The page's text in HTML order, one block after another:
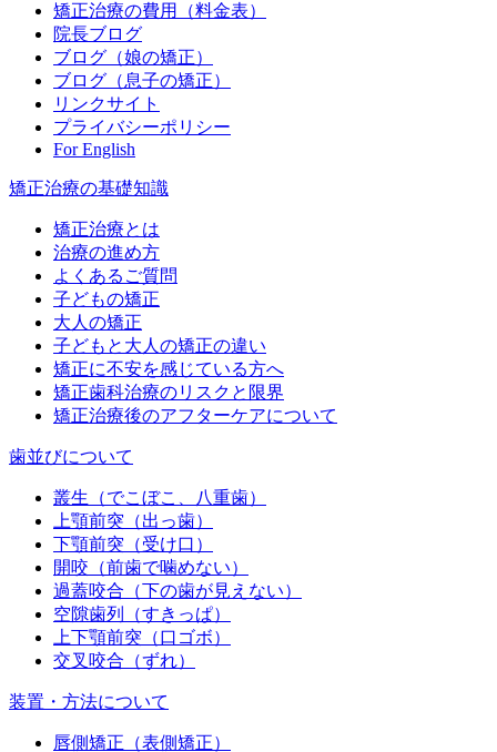
矯正治療の費用（料金表）
院長ブログ
ブログ（娘の矯正）
ブログ（息子の矯正）
リンクサイト
プライバシーポリシー
For English
矯正治療の基礎知識
矯正治療とは
治療の進め方
よくあるご質問
子どもの矯正
大人の矯正
子どもと大人の矯正の違い
矯正に不安を感じている方へ
矯正歯科治療のリスクと限界
矯正治療後のアフターケアについて
歯並びについて
叢生（でこぼこ、八重歯）
上顎前突（出っ歯）
下顎前突（受け口）
開咬（前歯で噛めない）
過蓋咬合（下の歯が見えない）
空隙歯列（すきっぱ）
上下顎前突（口ゴボ）
交叉咬合（ずれ）
装置・方法について
唇側矯正（表側矯正）